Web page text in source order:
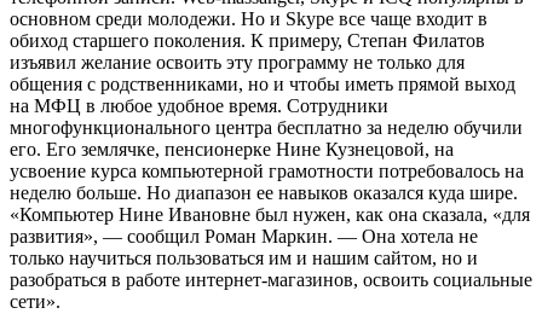
основном среди молодежи. Но и Skype все чаще входит в
обиход старшего поколения. К примеру, Степан Филатов
изъявил желание освоить эту программу не только для
общения с родственниками, но и чтобы иметь прямой выход
на МФЦ в любое удобное время. Сотрудники
многофункционального центра бесплатно за неделю обучили
его. Его землячке, пенсионерке Нине Кузнецовой, на
усвоение курса компьютерной грамотности потребовалось на
неделю больше. Но диапазон ее навыков оказался куда шире.
«Компьютер Нине Ивановне был нужен, как она сказала, «для
развития», — сообщил Роман Маркин. — Она хотела не
только научиться пользоваться им и нашим сайтом, но и
разобраться в работе интернет-магазинов, освоить социальные
сети».